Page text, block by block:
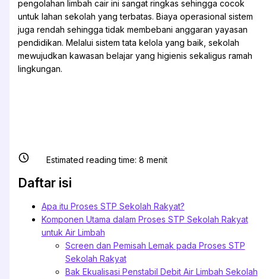
pengolahan limbah cair ini sangat ringkas sehingga cocok
untuk lahan sekolah yang terbatas. Biaya operasional sistem
juga rendah sehingga tidak membebani anggaran yayasan
pendidikan. Melalui sistem tata kelola yang baik, sekolah
mewujudkan kawasan belajar yang higienis sekaligus ramah
lingkungan.
Estimated reading time: 8 menit
Daftar isi
Apa itu Proses STP Sekolah Rakyat?
Komponen Utama dalam Proses STP Sekolah Rakyat
untuk Air Limbah
Screen dan Pemisah Lemak pada Proses STP
Sekolah Rakyat
Bak Ekualisasi Penstabil Debit Air Limbah Sekolah